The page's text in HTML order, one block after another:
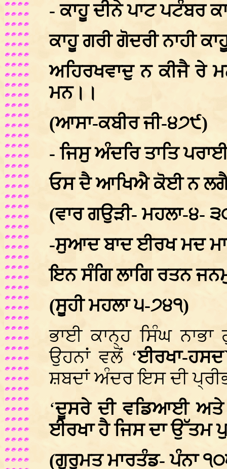
- ਕਾਹੂ ਦੀਨੇ ਪਾਟ ਪਟੰਬਰ
ਕਾਹੂ ਗਰੀ ਗੋਦਰੀ ਨਾਹੀ
ਅਹਿਰਖਵਾਦੁ ਨ ਕੀਜੈ ਰੇ
ਮਨ।।
(ਆਸਾ-ਕਬੀਰ ਜੀ-੪੭੯)
- ਜਿਸੁ ਅੰਦਰਿ ਤਾਤਿ
ਓਸ ਦੈ ਆਖਿਐ ਕੋਈ ਨ ਲਗੈ
(ਵਾਰ ਗਉੜੀ- ਮਹਲਾ-੪-
-ਸੁਆਦ ਬਾਦ ਈਰਖ ਮਦ
ਇਨ ਸੰਗਿ ਲਾਗਿ ਰਤਨ
(ਸੂਹੀ ਮਹਲਾ ੫-੭੪੧)
ਭਾਈ ਕਾਨ੍ਹ ਸਿੰਘ ਨਾਭਾ
ਉਹਨਾਂ ਵਲੋਂ ‘ਈਰਖਾ-
ਸ਼ਬਦਾਂ ਅੰਦਰ ਇਸ ਦੀ
‘ਦੂਸਰੇ ਦੀ ਵਡਿਆਈ ਅਤੇ
ਈਰਖਾ ਹੈ ਜਿਸ ਦਾ ਉੱਤਮ
(ਗੁਰੁਮਤ ਮਾਰਤੰਡ- ਪੰਨਾ